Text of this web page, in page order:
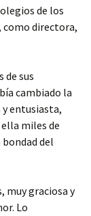
de los
como directora,
de sus
cambiado la
y entusiasta,
miles de
del
muy graciosa y
Lo